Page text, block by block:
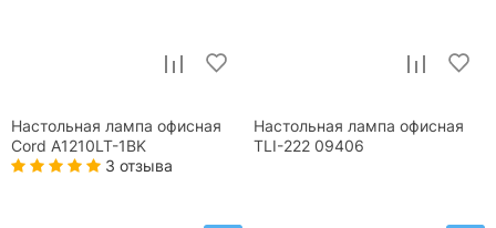
Настольная лампа офисная
Cord A1210LT-1BK
3 отзыва
Настольная лампа офисная
TLI-222 09406